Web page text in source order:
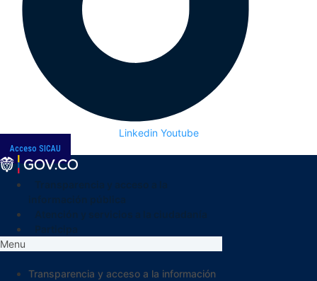
Linkedin Youtube
Acceso SICAU
Menu
Transparencia y acceso a la información